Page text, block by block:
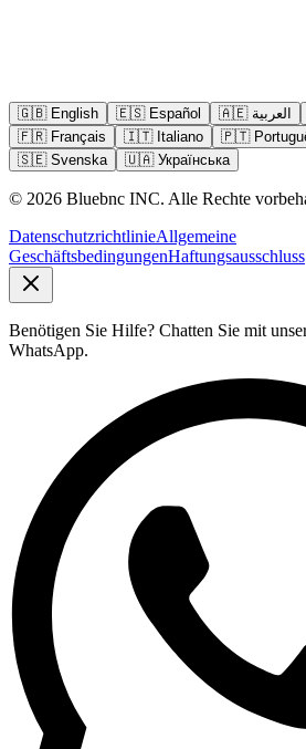
🇬🇧 English 🇪🇸 Español 🇦🇪 العربية
🇫🇷 Français 🇮🇹 Italiano 🇵🇹
🇸🇪 Svenska 🇺🇦 Українська
© 2026 Bluebnc INC. Alle Rechte
DatenschutzrichtlinieAllgemeine
GeschäftsbedingungenHaftungsausschluss
Benötigen Sie Hilfe? Chatten Sie mit
WhatsApp.